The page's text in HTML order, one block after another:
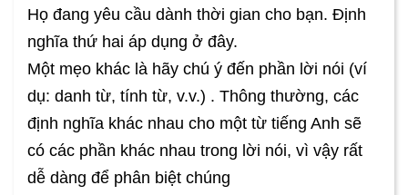
Họ đang yêu cầu dành thời gian cho bạn. Định
nghĩa thứ hai áp dụng ở đây.
Một mẹo khác là hãy chú ý đến phần lời nói (ví
dụ: danh từ, tính từ, v.v.) . Thông thường, các
định nghĩa khác nhau cho một từ tiếng Anh sẽ
có các phần khác nhau trong lời nói, vì vậy rất
dễ dàng để phân biệt chúng